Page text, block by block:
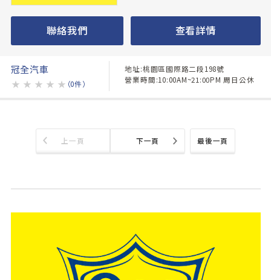
聯絡我們 查看詳情
冠全汽車
★ ★ ★ ★ ★ （0件）
地址:桃園區國際路二段198號
營業時間:10:00AM~21:00PM 周日公休
最後一頁
上一頁 下一頁